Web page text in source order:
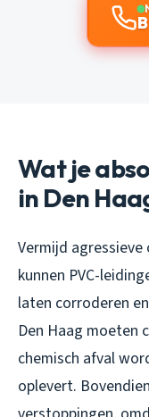
Wat je
in Den
Vermijd
kunnen PVC-
laten corroderen
Den Haag moeten
chemisch afval
oplevert.